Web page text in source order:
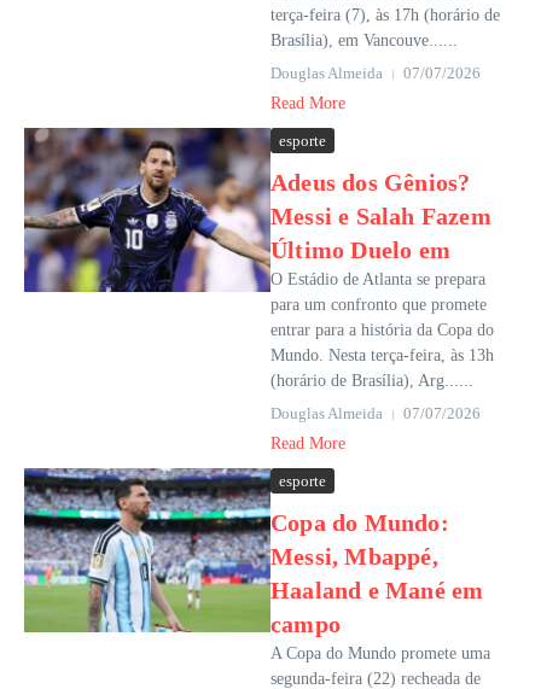
terça-feira (7), às 17h (horário de
Brasília), em Vancouve......
Douglas Almeida
07/07/2026
Read More
esporte
Adeus dos Gênios?
Messi e Salah Fazem
Último Duelo em
O Estádio de Atlanta se prepara
para um confronto que promete
entrar para a história da Copa do
Mundo. Nesta terça-feira, às 13h
(horário de Brasília), Arg......
Douglas Almeida
07/07/2026
Read More
esporte
Copa do Mundo:
Messi, Mbappé,
Haaland e Mané em
campo
A Copa do Mundo promete uma
segunda-feira (22) recheada de